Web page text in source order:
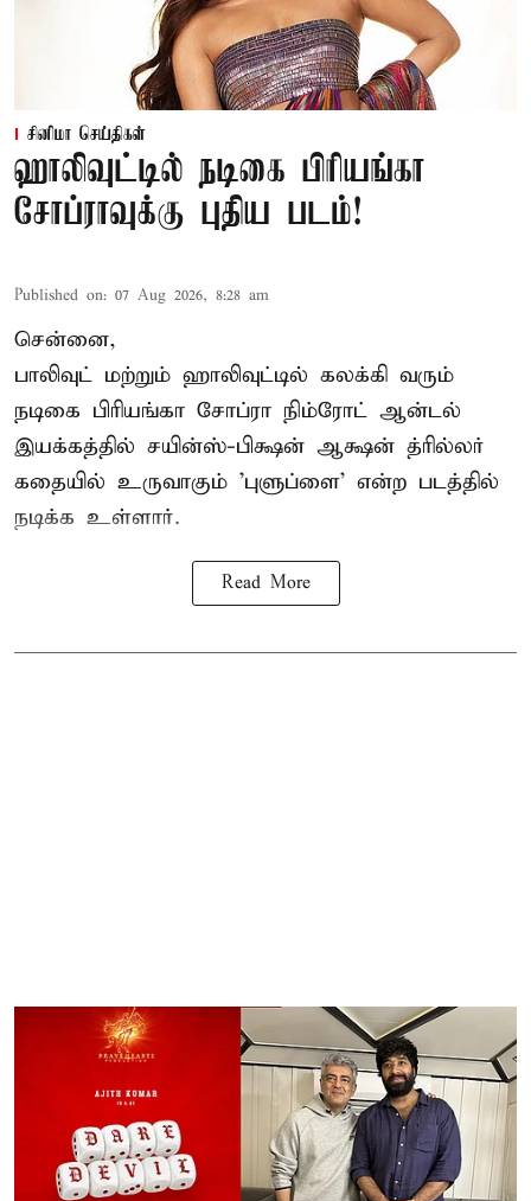
சினிமா செய்திகள்
ஹாலிவுட்டில் நடிகை பிரியங்கா
சோப்ராவுக்கு புதிய படம்!
Published on: 07 Aug 2026, 8:28 am
சென்னை,
பாலிவுட் மற்றும் ஹாலிவுட்டில் கலக்கி வரும்
நடிகை பிரியங்கா சோப்ரா நிம்ரோட் ஆன்டல்
இயக்கத்தில் சயின்ஸ்-பிக்ஷன் ஆக்ஷன் த்ரில்லர்
கதையில் உருவாகும் 'புளுப்ளை' என்ற படத்தில்
நடிக்க உள்ளார்.
Read More